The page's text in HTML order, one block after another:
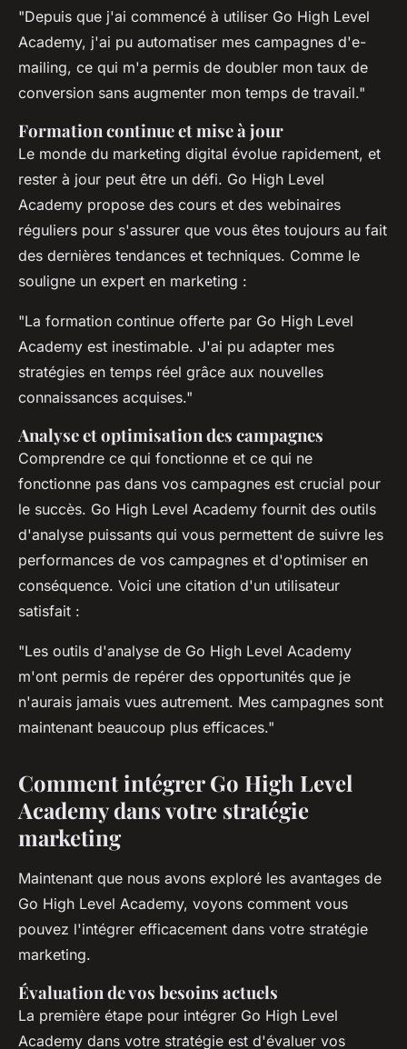
"Depuis que j'ai commencé à utiliser Go High Level
Academy, j'ai pu automatiser mes campagnes d'e-
mailing, ce qui m'a permis de doubler mon taux de
conversion sans augmenter mon temps de travail."
Formation continue et mise à jour
Le monde du marketing digital évolue rapidement, et
rester à jour peut être un défi. Go High Level
Academy propose des cours et des webinaires
réguliers pour s'assurer que vous êtes toujours au fait
des dernières tendances et techniques. Comme le
souligne un expert en marketing :
"La formation continue offerte par Go High Level
Academy est inestimable. J'ai pu adapter mes
stratégies en temps réel grâce aux nouvelles
connaissances acquises."
Analyse et optimisation des campagnes
Comprendre ce qui fonctionne et ce qui ne
fonctionne pas dans vos campagnes est crucial pour
le succès. Go High Level Academy fournit des outils
d'analyse puissants qui vous permettent de suivre les
performances de vos campagnes et d'optimiser en
conséquence. Voici une citation d'un utilisateur
satisfait :
"Les outils d'analyse de Go High Level Academy
m'ont permis de repérer des opportunités que je
n'aurais jamais vues autrement. Mes campagnes sont
maintenant beaucoup plus efficaces."
Comment intégrer Go High Level
Academy dans votre stratégie
marketing
Maintenant que nous avons exploré les avantages de
Go High Level Academy, voyons comment vous
pouvez l'intégrer efficacement dans votre stratégie
marketing.
Évaluation de vos besoins actuels
La première étape pour intégrer Go High Level
Academy dans votre stratégie est d'évaluer vos